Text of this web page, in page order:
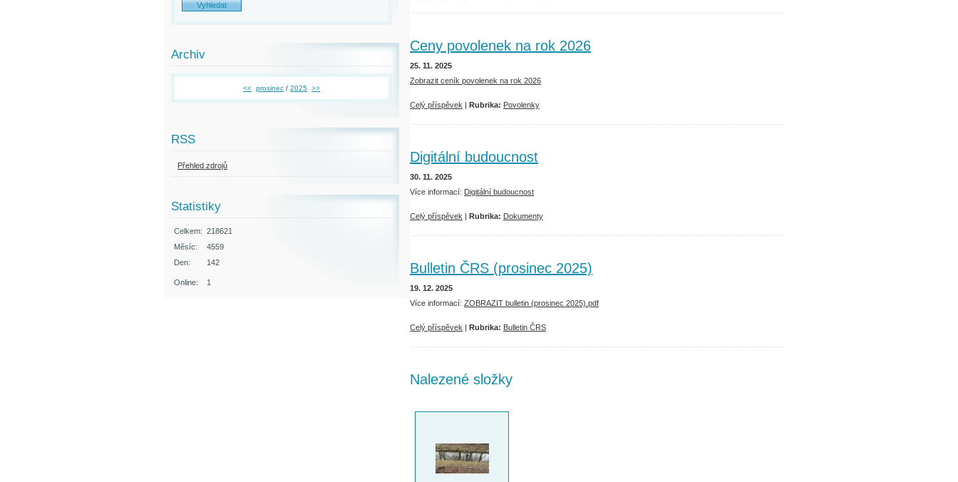
Ceny povolenek na rok 2026
25. 11. 2025
Zobrazit ceník povolenek na rok 2026
Celý příspěvek | Rubrika: Povolenky
Digitální budoucnost
30. 11. 2025
Více informací: Digitální budoucnost
Celý příspěvek | Rubrika: Dokumenty
Bulletin ČRS (prosinec 2025)
19. 12. 2025
Více informací: ZOBRAZIT bulletin (prosinec 2025).pdf
Celý příspěvek | Rubrika: Bulletin ČRS
Nalezené složky
Archiv
<< prosinec / 2025 >>
RSS
Přehled zdrojů
Statistiky
Online: 1
Celkem: 218621
Měsíc:
4559
Den:
142